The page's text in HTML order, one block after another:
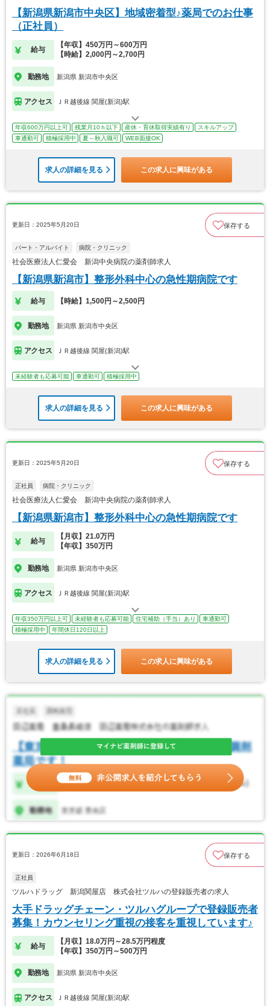
【新潟県新潟市中央区】地域密着型♪薬局でのお仕事
（正社員）
給与
【年収】450万円～600万円
【時給】2,000円～2,700円
勤務地 新潟県 新潟市中央区
アクセス ＪＲ越後線 関屋(新潟)駅
年収600万円以上可 残業月10ｈ以下 産休・育休取得実績有り
スキルアップ
車通勤可
積極採用中 夏～秋入職可 WEB面接OK
求人の詳細を見る この求人に興味がある
更新日：2025年5月20日 保存する
パート・アルバイト 病院・クリニック
社会医療法人仁愛会 新潟中央病院の薬剤師求人
【新潟県新潟市】整形外科中心の急性期病院です
給与 【時給】1,500円～2,500円
勤務地 新潟県 新潟市中央区
アクセス ＪＲ越後線 関屋(新潟)駅
未経験者も応募可能 車通勤可 積極採用中
求人の詳細を見る この求人に興味がある
更新日：2025年5月20日 保存する
正社員 病院・クリニック
社会医療法人仁愛会 新潟中央病院の薬剤師求人
【新潟県新潟市】整形外科中心の急性期病院です
給与
【月収】21.0万円
【年収】350万円
勤務地 新潟県 新潟市中央区
アクセス ＪＲ越後線 関屋(新潟)駅
年収350万円以上可 未経験者も応募可能 住宅補助（手当）あり
車通勤可
積極採用中
年間休日120日以上
求人の詳細を見る この求人に興味がある
更新日：2026年6月18日 保存する
正社員
ツルハドラッグ 新潟関屋店 株式会社ツルハの登録販売者の求人
大手ドラッグチェーン・ツルハグループで登録販売者
募集！カウンセリング重視の接客を重視しています♪
給与
【月収】18.0万円～28.5万円程度
【年収】350万円～500万円
勤務地 新潟県 新潟市中央区
アクセス ＪＲ越後線 関屋(新潟)駅